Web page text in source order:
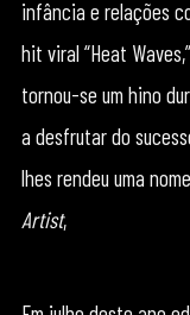
infância e relações
hit viral “Heat
tornou-se um hino
a desfrutar do
lhes rendeu uma
Artist,